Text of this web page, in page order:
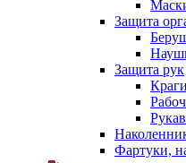
Защита
Защита рук
Фартуки,